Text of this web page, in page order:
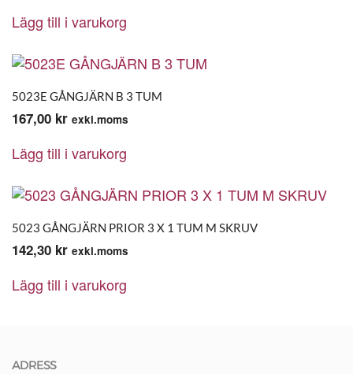
Lägg till i varukorg
5023E GÅNGJÄRN B 3 TUM
167,00 kr exkl.moms
Lägg till i varukorg
5023 GÅNGJÄRN PRIOR 3 X 1 TUM M SKRUV
142,30 kr exkl.moms
Lägg till i varukorg
ADRESS